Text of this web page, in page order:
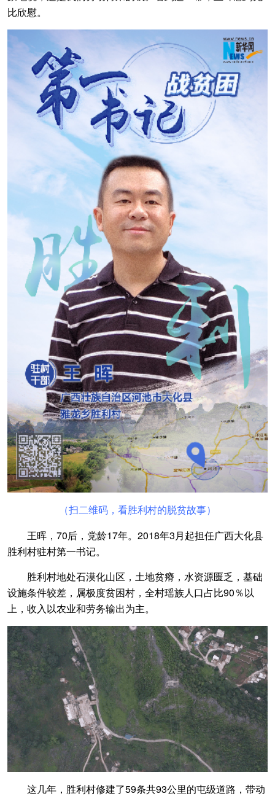
比欣慰。
（扫二维码，看胜利村的脱贫故事）
王晖，70后，党龄17年。2018年3月起担任广西大化县
胜利村驻村第一书记。
胜利村地处石漠化山区，土地贫瘠，水资源匮乏，基础
设施条件较差，属极度贫困村，全村瑶族人口占比90％以
上，收入以农业和劳务输出为主。
这几年，胜利村修建了59条共93公里的屯级道路，带动